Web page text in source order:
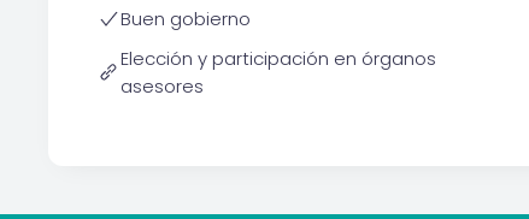
Buen gobierno
Elección y participación en órganos
asesores